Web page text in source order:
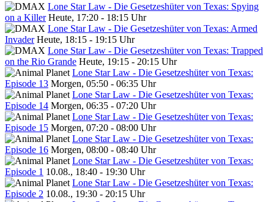
Lone Star Law - Die Gesetzeshüter von Texas: Spying
on a Killer Heute, 17:20 - 18:15 Uhr
Lone Star Law - Die Gesetzeshüter von Texas: Armed
Invader Heute, 18:15 - 19:15 Uhr
Lone Star Law - Die Gesetzeshüter von Texas: Trapped
on the Rio Grande Heute, 19:15 - 20:15 Uhr
Lone Star Law - Die Gesetzeshüter von Texas:
Episode 13 Morgen, 05:50 - 06:35 Uhr
Lone Star Law - Die Gesetzeshüter von Texas:
Episode 14 Morgen, 06:35 - 07:20 Uhr
Lone Star Law - Die Gesetzeshüter von Texas:
Episode 15 Morgen, 07:20 - 08:00 Uhr
Lone Star Law - Die Gesetzeshüter von Texas:
Episode 16 Morgen, 08:00 - 08:40 Uhr
Lone Star Law - Die Gesetzeshüter von Texas:
Episode 1 10.08., 18:40 - 19:30 Uhr
Lone Star Law - Die Gesetzeshüter von Texas:
Episode 2 10.08., 19:30 - 20:15 Uhr